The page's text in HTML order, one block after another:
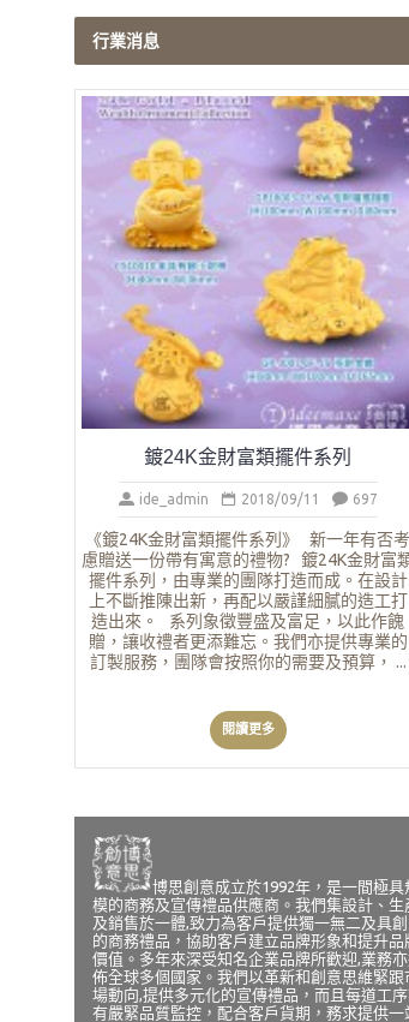
行業消息
鍍24K金財富類擺件系列
ide_admin 2018/09/11 697
《鍍24K金財富類擺件系列》 新一年有否考
慮贈送一份帶有寓意的禮物? 鍍24K金財富
擺件系列，由專業的團隊打造而成。在設計
上不斷推陳出新，再配以嚴謹細膩的造工打
造出來。 系列象徵豐盛及富足，以此作餽
贈，讓收禮者更添難忘。我們亦提供專業的
訂製服務，團隊會按照你的需要及預算， ...
閱讀更多
博思創意成立於1992年，是一間極具
模的商務及宣傳禮品供應商。我們集設計、生
及銷售於一體,致力為客戶提供獨一無二及具
的商務禮品，協助客戶建立品牌形象和提升品
價值。多年來深受知名企業品牌所歡迎,業務
佈全球多個國家。我們以革新和創意思維緊跟
場動向,提供多元化的宣傳禮品，而且每道工
有嚴緊品質監控，配合客戶貨期，務求提供一